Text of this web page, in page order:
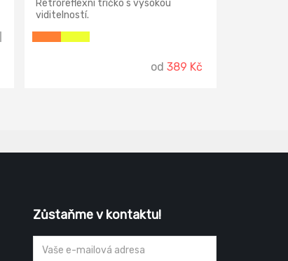
Retroreflexní tričko s vysokou
viditelností.
od 389 Kč
Zůstaňme v kontaktu!